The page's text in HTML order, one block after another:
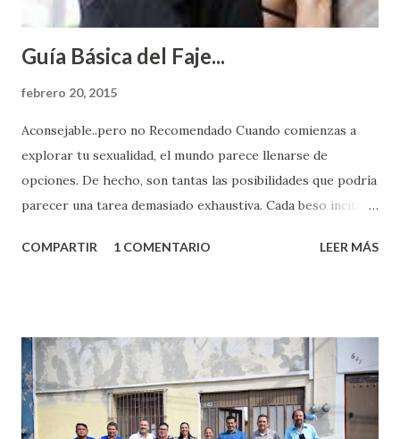
Guía Básica del Faje...
febrero 20, 2015
Aconsejable..pero no Recomendado Cuando comienzas a
explorar tu sexualidad, el mundo parece llenarse de
opciones. De hecho, son tantas las posibilidades que podría
parecer una tarea demasiado exhaustiva. Cada beso incita
partes de ti que jamás hubieras imaginado. El problema es
conoces ni la mitad de lo que deberías saber. Pero incluso
quienes ya han tenido relaciones sexuales no son expertos
o expertas en el tema. Siempre hay algo nuevo que
aprender y nuevas experiencias que conocer. Si eres una
COMPARTIR 1 COMENTARIO LEER MÁS